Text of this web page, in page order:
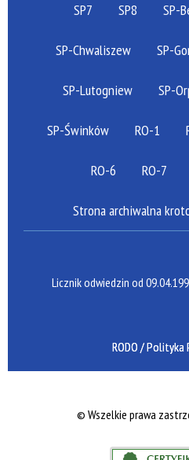
SP7 SP8 SP-
SP-Chwaliszew SP-
SP-Lutogniew SP-
SP-Świnków RO-1
RO-6 RO-7
Strona archiwalna
Licznik odwiedzin od
RODO / Polityka
© Wszelkie prawa